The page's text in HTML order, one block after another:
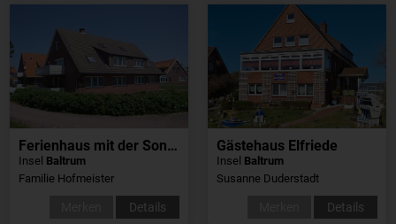
Ferienhaus mit der Sonnenuhr
Insel Baltrum
Familie Hofmeister
Details
Gästehaus Elfriede
Insel Baltrum
Susanne Duderstadt
Details